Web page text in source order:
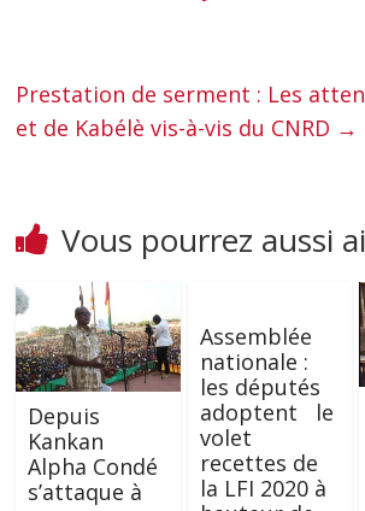
Prestation de serment : Les
et de Kabélè vis-à-vis du CNRD →
Vous pourrez aussi
Depuis
Kankan
Alpha Condé
s’attaque à
Assemblée
nationale :
les députés
adoptent le
volet
recettes de
la LFI 2020 à